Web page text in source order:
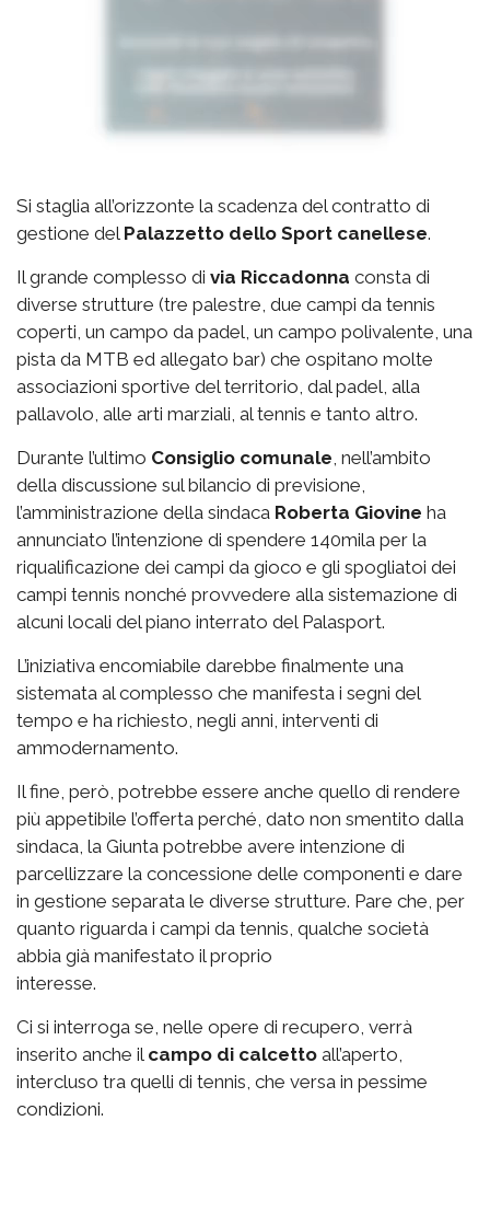
Si staglia all’orizzonte la scadenza del contratto di
gestione del Palazzetto dello Sport canellese.
Il grande complesso di via Riccadonna consta di
diverse strutture (tre palestre, due campi da tennis
coperti, un campo da padel, un campo polivalente, una
pista da MTB ed allegato bar) che ospitano molte
associazioni sportive del territorio, dal padel, alla
pallavolo, alle arti marziali, al tennis e tanto altro.
Durante l’ultimo Consiglio comunale, nell’ambito
della discussione sul bilancio di previsione,
l’amministrazione della sindaca Roberta Giovine ha
annunciato l’intenzione di spendere 140mila per la
riqualificazione dei campi da gioco e gli spogliatoi dei
campi tennis nonché provvedere alla sistemazione di
alcuni locali del piano interrato del Palasport.
L’iniziativa encomiabile darebbe finalmente una
sistemata al complesso che manifesta i segni del
tempo e ha richiesto, negli anni, interventi di
ammodernamento.
Il fine, però, potrebbe essere anche quello di rendere
più appetibile l’offerta perché, dato non smentito dalla
sindaca, la Giunta potrebbe avere intenzione di
parcellizzare la concessione delle componenti e dare
in gestione separata le diverse strutture. Pare che, per
quanto riguarda i campi da tennis, qualche società
abbia già manifestato il proprio
interesse.
Ci si interroga se, nelle opere di recupero, verrà
inserito anche il campo di calcetto all’aperto,
intercluso tra quelli di tennis, che versa in pessime
condizioni.